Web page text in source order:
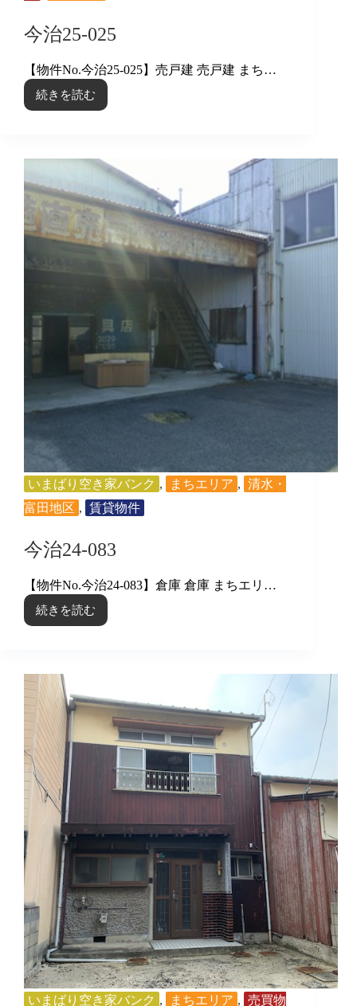
今治25-025
【物件No.今治25-025】売戸建 売戸建 まち…
続きを読む
今
いまばり空き家バンク , まちエリア , 清水・
富田地区 , 賃貸物件
今治24-083
【物件No.今治24-083】倉庫 倉庫 まちエリ…
続きを読む
今
いまばり空き家バンク , まちエリア , 売買物